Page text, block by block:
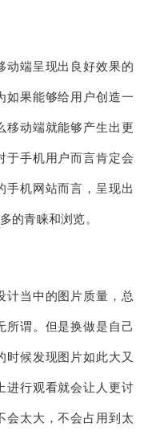
端呈现出良好效果的
如果能够给用户创造一
移动端就能够产生出更
于手机用户而言肯定会
手机网站而言，呈现出
的青睐和浏览。
当中的图片质量，总
所谓。但是换做是自己
时候发现图片如此大又
进行观看就会让人更讨
会太大，不会占用到太